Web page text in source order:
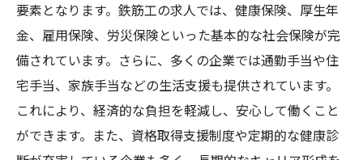
要素となります。鉄筋工の求人では、健康保険、厚生年
金、雇用保険、労災保険といった基本的な社会保険が完
備されています。さらに、多くの企業では通勤手当や住
宅手当、家族手当などの生活支援も提供されています。
これにより、経済的な負担を軽減し、安心して働くこと
ができます。また、資格取得支援制度や定期的な健康診